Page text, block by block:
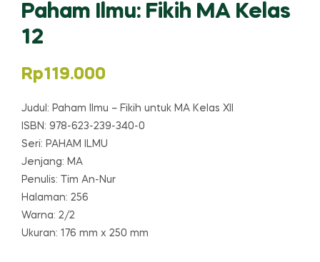
Paham Ilmu: Fikih MA Kelas
12
Rp119.000
Judul: Paham Ilmu – Fikih untuk MA Kelas XII
ISBN: 978-623-239-340-0
Seri: PAHAM ILMU
Jenjang: MA
Penulis: Tim An-Nur
Halaman: 256
Warna: 2/2
Ukuran: 176 mm x 250 mm